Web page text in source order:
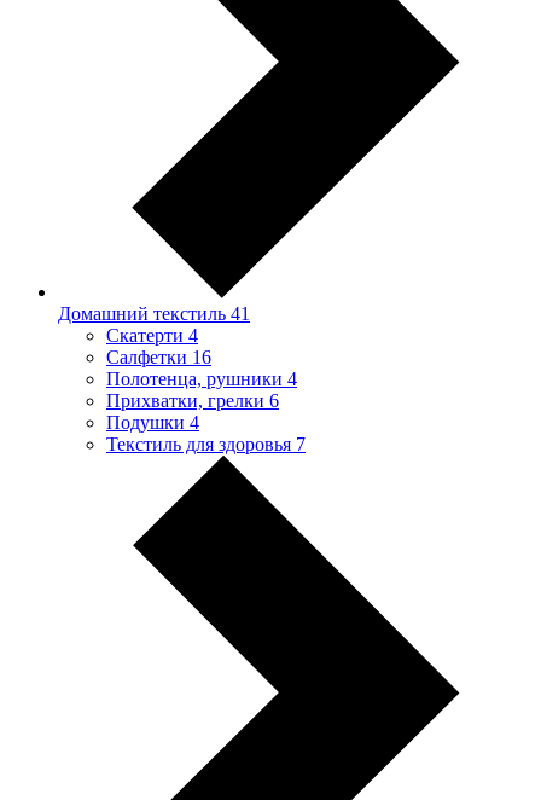
Домашний текстиль 41
Скатерти 4
Салфетки 16
Полотенца, рушники 4
Прихватки, грелки 6
Подушки 4
Текстиль для здоровья 7